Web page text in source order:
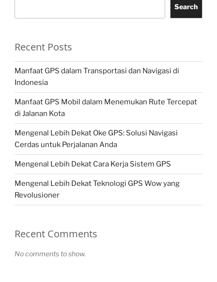
Search
Recent Posts
Manfaat GPS dalam Transportasi dan Navigasi di
Indonesia
Manfaat GPS Mobil dalam Menemukan Rute Tercepat
di Jalanan Kota
Mengenal Lebih Dekat Oke GPS: Solusi Navigasi
Cerdas untuk Perjalanan Anda
Mengenal Lebih Dekat Cara Kerja Sistem GPS
Mengenal Lebih Dekat Teknologi GPS Wow yang
Revolusioner
Recent Comments
No comments to show.